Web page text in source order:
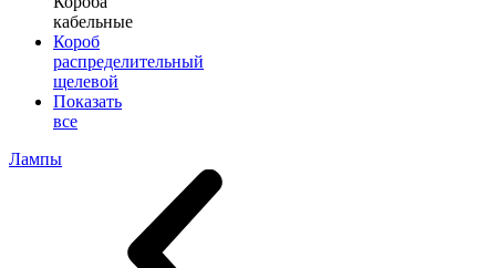
кабельные
Короб
распределительный
щелевой
Показать
все
Лампы